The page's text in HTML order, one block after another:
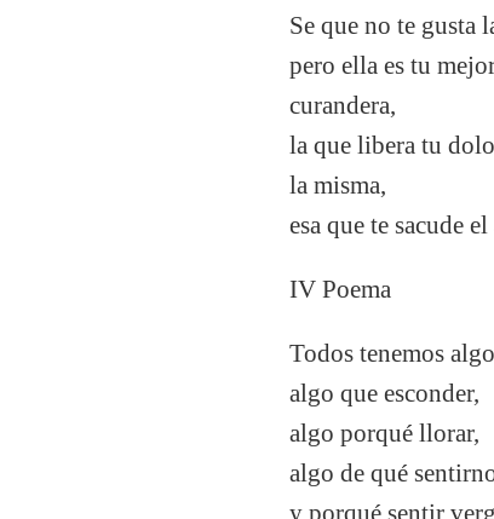
Se que no te gusta
pero ella es tu
curandera,
la que libera tu
la misma,
esa que te sacude
IV Poema
Todos tenemos
algo que esconder,
algo porqué llorar,
algo de qué
y porqué sentir